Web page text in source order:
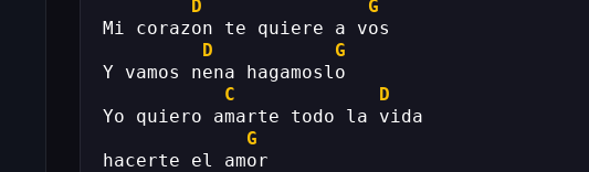
D
G
Mi corazon te quiere a vos
D
G
Y vamos nena hagamoslo
C
D
Yo quiero amarte todo la vida
G
hacerte el amor